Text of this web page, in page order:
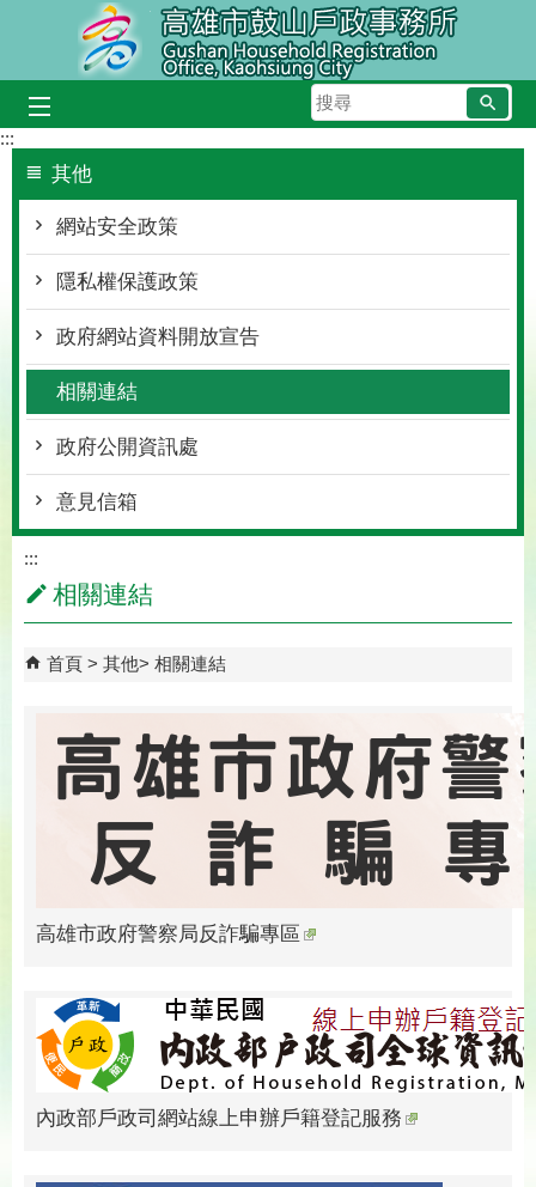
跳到主要內容區塊
搜
尋
:::
其他
網站安全政策
隱私權保護政策
政府網站資料開放宣告
相關連結
政府公開資訊處
意見信箱
:::
相關連結
首頁 其他 相關連結
高雄市政府警察局反詐騙專區
內政部戶政司網站線上申辦戶籍登記服務